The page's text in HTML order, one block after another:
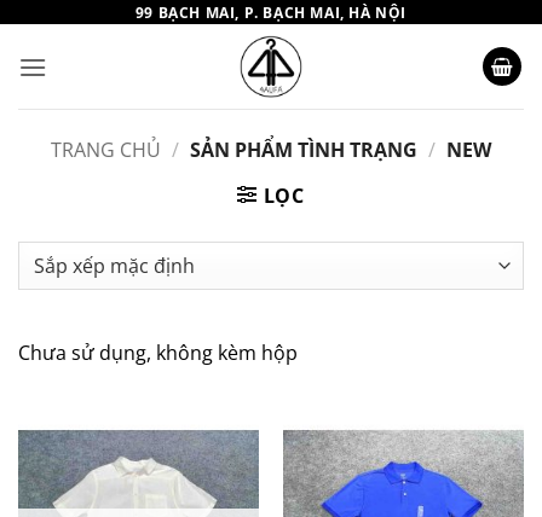
nội
dung
99 BẠCH MAI, P. BẠCH MAI, HÀ NỘI
TRANG CHỦ / SẢN PHẨM TÌNH TRẠNG / NEW
LỌC
Chưa sử dụng, không kèm hộp